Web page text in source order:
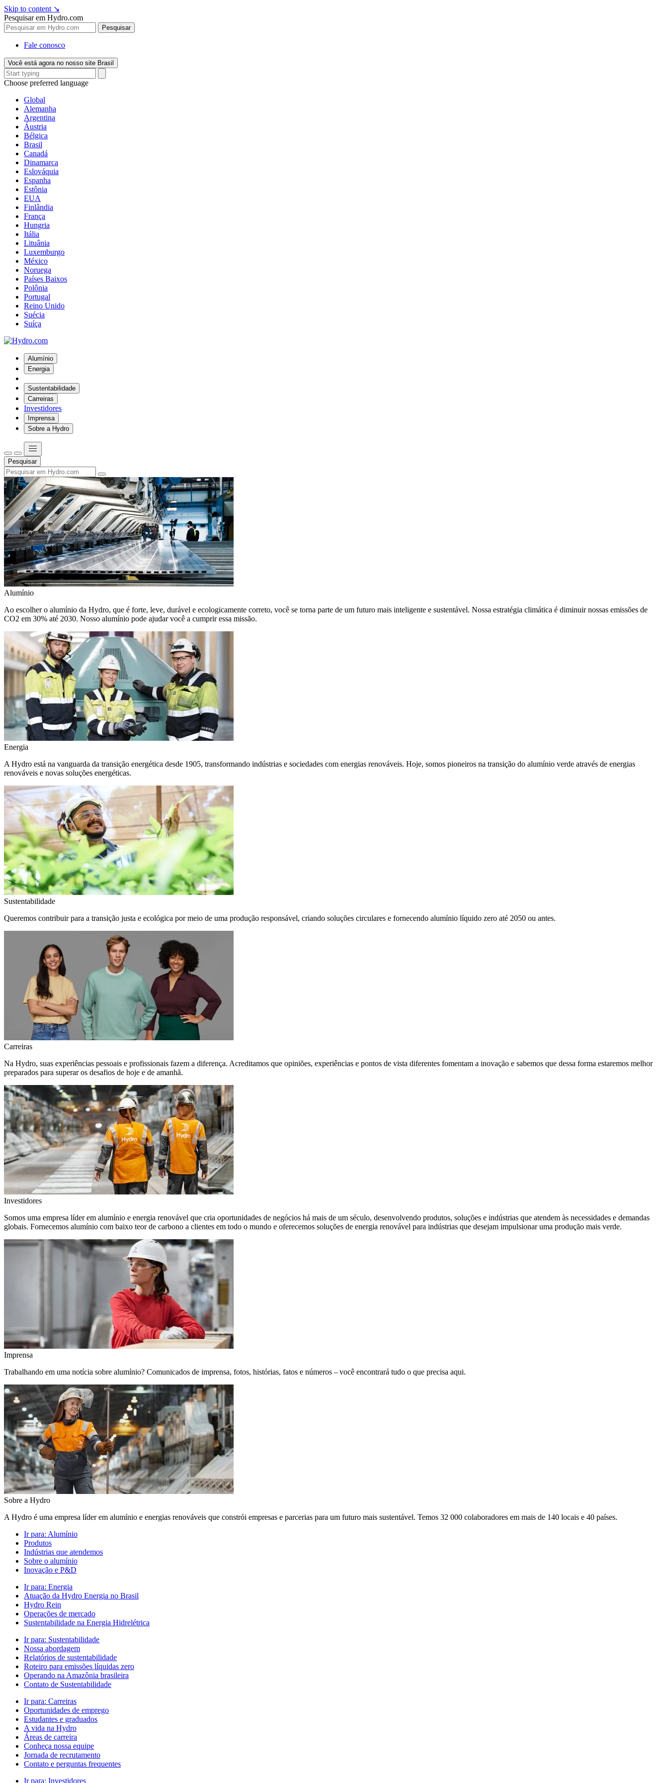
Skip to content ↘
Pesquisar em Hydro.com
Pesquisar
Fale conosco
Você está agora no nosso site Brasil
Choose preferred language
Global
Alemanha
Argentina
Áustria
Bélgica
Brasil
Canadá
Dinamarca
Eslováquia
Espanha
Estônia
EUA
Finlândia
França
Hungria
Itália
Lituânia
Luxemburgo
México
Noruega
Países Baixos
Polônia
Portugal
Reino Unido
Suécia
Suíça
Alumínio
Energia
Sustentabilidade
Carreiras
Investidores
Imprensa
Sobre a Hydro
Pesquisar
Alumínio
Ao escolher o alumínio da Hydro, que é forte, leve, durável e ecologicamente correto, você se torna parte de um futuro mais inteligente e sustentável. Nossa estratégia climática é diminuir nossas emissões de
CO2 em 30% até 2030. Nosso alumínio pode ajudar você a cumprir essa missão.
Energia
A Hydro está na vanguarda da transição energética desde 1905, transformando indústrias e sociedades com energias renováveis. Hoje, somos pioneiros na transição do alumínio verde através de energias
renováveis e novas soluções energéticas.
Sustentabilidade
Queremos contribuir para a transição justa e ecológica por meio de uma produção responsável, criando soluções circulares e fornecendo alumínio líquido zero até 2050 ou antes.
Carreiras
Na Hydro, suas experiências pessoais e profissionais fazem a diferença. Acreditamos que opiniões, experiências e pontos de vista diferentes fomentam a inovação e sabemos que dessa forma estaremos melhor
preparados para superar os desafios de hoje e de amanhã.
Investidores
Somos uma empresa líder em alumínio e energia renovável que cria oportunidades de negócios há mais de um século, desenvolvendo produtos, soluções e indústrias que atendem às necessidades e demandas
globais. Fornecemos alumínio com baixo teor de carbono a clientes em todo o mundo e oferecemos soluções de energia renovável para indústrias que desejam impulsionar uma produção mais verde.
Imprensa
Trabalhando em uma notícia sobre alumínio? Comunicados de imprensa, fotos, histórias, fatos e números – você encontrará tudo o que precisa aqui.
Sobre a Hydro
A Hydro é uma empresa líder em alumínio e energias renováveis que constrói empresas e parcerias para um futuro mais sustentável. Temos 32 000 colaboradores em mais de 140 locais e 40 países.
Ir para: Alumínio
Produtos
Indústrias que atendemos
Sobre o alumínio
Inovação e P&D
Ir para: Energia
Atuação da Hydro Energia no Brasil
Hydro Rein
Operações de mercado
Sustentabilidade na Energia Hidrelétrica
Ir para: Sustentabilidade
Nossa abordagem
Relatórios de sustentabilidade
Roteiro para emissões líquidas zero
Operando na Amazônia brasileira
Contato de Sustentabilidade
Ir para: Carreiras
Oportunidades de emprego
Estudantes e graduados
A vida na Hydro
Áreas de carreira
Conheça nossa equipe
Jornada de recrutamento
Contato e perguntas frequentes
Ir para: Investidores